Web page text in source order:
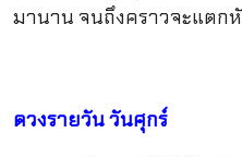
มานาน จนถึงคราวจะแตก
ดวงรายวันวันศุกร์